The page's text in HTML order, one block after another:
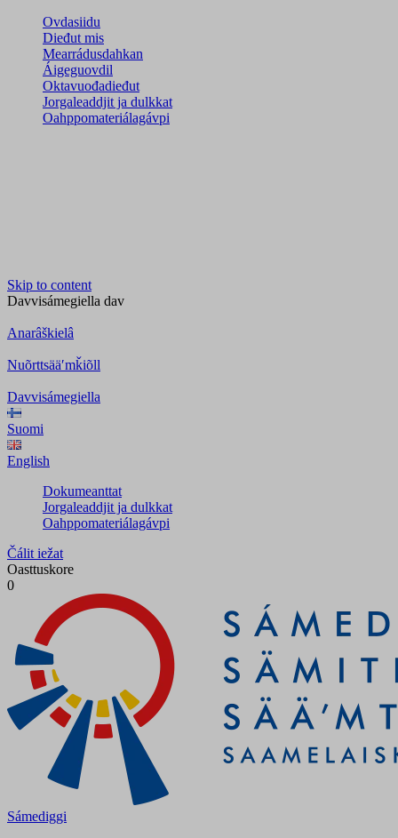
Ovdasiidu
Dieđut mis
Mearrádusdahkan
Áigeguovdil
Oktavuođadieđut
Jorgaleaddjit ja dulkkat
Oahppomateriálagávpi
Skip to content
Davvisámegiella dav
Anarâškielâ
Nuõrttsääʹmǩiõll
Davvisámegiella
Suomi
English
Dokumeanttat
Jorgaleaddjit ja dulkkat
Oahppomateriálagávpi
Čálit iežat
Oasttuskore
0
Sámediggi